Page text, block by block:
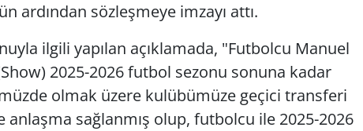
ardından sözleşmeye imzayı attı.
ilgili yapılan açıklamada, "Futbolcu Manuel
2025-2026 futbol sezonu sonuna kadar
olmak üzere kulübümüze geçici transferi
sağlanmış olup, futbolcu ile 2025-2026